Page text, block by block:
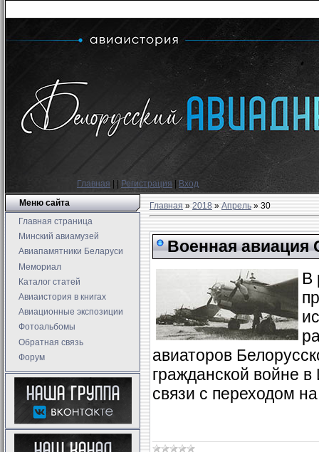
Главная Регистрация
Вход
Меню сайта
Главная страница
Минский авиамузей
Авиапамятники Беларуси
Мемориал
Каталог статей
Авиаистория в книгах
Авиационные экспозиции
Фотоальбомы
Обратная связь
Форум
Главная»2018 » Апрель » 30
Военная авиация
В
авиаторов
гражданской войне
связи с переходом